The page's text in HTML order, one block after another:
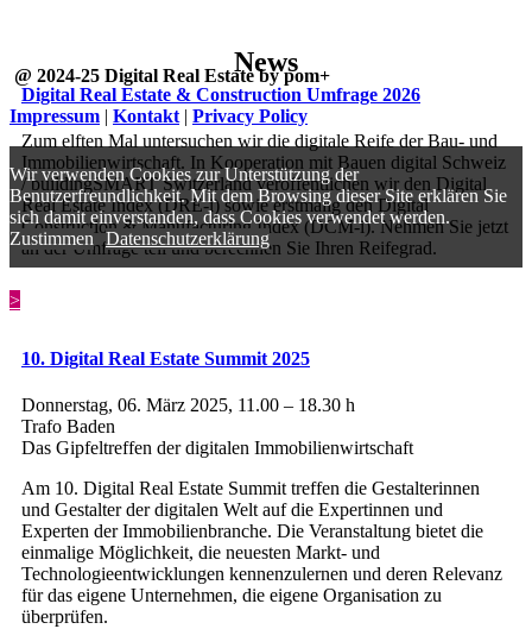
News
Digital Real Estate & Construction Umfrage 2026
Zum elften Mal untersuchen wir die digitale Reife der Bau- und
Immobilienwirtschaft. In Kooperation mit Bauen digital Schweiz
/ buildingSMART Switzerland veröffentlichen wir den Digital
Real Estate Index (DRE-i) sowie erstmalig den Digital
Construction & Manufacturing Index (DCM-i). Nehmen Sie jetzt
an der Umfrage teil und berechnen Sie Ihren Reifegrad.
>
10. Digital Real Estate Summit 2025
Donnerstag, 06. März 2025, 11.00 – 18.30 h
Trafo Baden
Das Gipfeltreffen der digitalen Immobilienwirtschaft
Am 10. Digital Real Estate Summit treffen die Gestalterinnen
und Gestalter der digitalen Welt auf die Expertinnen und
Experten der Immobilienbranche. Die Veranstaltung bietet die
einmalige Möglichkeit, die neuesten Markt- und
Technologieentwicklungen kennenzulernen und deren Relevanz
für das eigene Unternehmen, die eigene Organisation zu
überprüfen.
@ 2024-25 Digital Real Estate by pom+
Impressum | Kontakt | Privacy Policy
Wir verwenden Cookies zur Unterstützung der
Benutzerfreundlichkeit. Mit dem Browsing dieser Site erklären Sie
sich damit einverstanden, dass Cookies verwendet werden.
Zustimmen
Datenschutzerklärung